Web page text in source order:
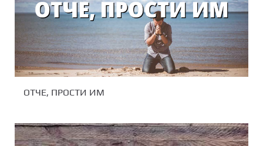
ОТЧЕ, ПРОСТИ ИМ